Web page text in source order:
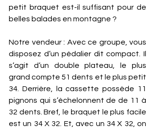
petit braquet est-il suffisant pour de
belles balades en montagne ?
Notre vendeur : Avec ce groupe, vous
disposez d’un pédalier dit compact. Il
s’agit d’un double plateau, le plus
grand compte 51 dents et le plus petit
34. Derrière, la cassette possède 11
pignons qui s’échelonnent de de 11 à
32 dents. Bref, le braquet le plus facile
est un 34 X 32. Et, avec un 34 X 32, on